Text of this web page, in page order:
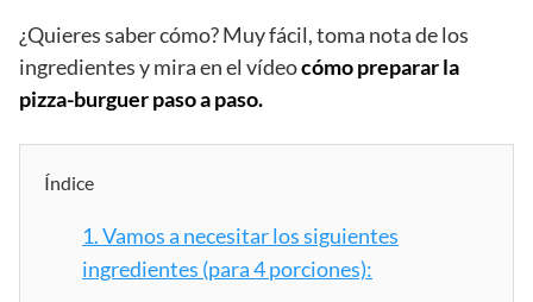
¿Quieres saber cómo? Muy fácil, toma nota de los
ingredientes y mira en el vídeocómo preparar la
pizza-burguer paso a paso.
Índice
1.Vamos a necesitar los siguientes
ingredientes (para 4 porciones):